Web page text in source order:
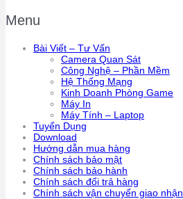
Menu
Bài Viết – Tư Vấn
Camera Quan Sát
Công Nghệ – Phần Mềm
Hệ Thống Mạng
Kinh Doanh Phòng Game
Máy In
Máy Tính – Laptop
Tuyển Dụng
Download
Hướng dẫn mua hàng
Chính sách bảo mật
Chính sách bảo hành
Chính sách đổi trả hàng
Chính sách vận chuyển giao nhận